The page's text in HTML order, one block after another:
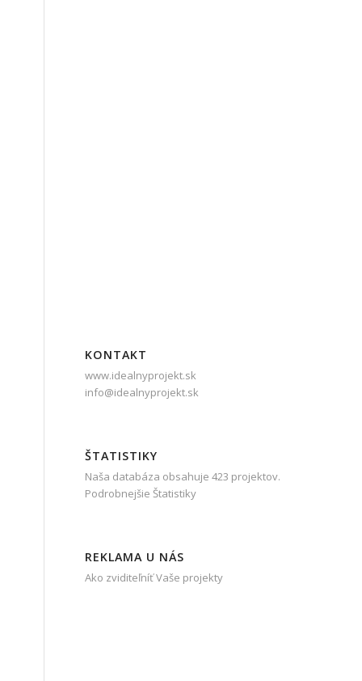
KONTAKT
www.idealnyprojekt.sk
info@idealnyprojekt.sk
ŠTATISTIKY
Naša databáza obsahuje 423 projektov.
Podrobnejšie Štatistiky
REKLAMA U NÁS
Ako zviditeľníť Vaše projekty